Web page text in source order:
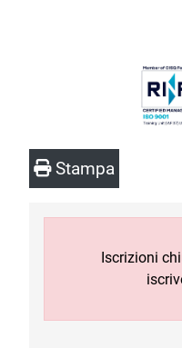
Stampa
Iscrizioni